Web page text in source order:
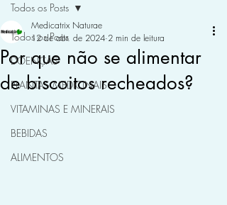
Todos os Posts
DOENÇAS
PLANTAS MEDICINAIS
VITAMINAS E MINERAIS
BEBIDAS
ALIMENTOS
Todos os Posts
Por que não se alimentar
de biscoitos recheados?
Medicatrix Naturae
12 de abr. de 2024 2 min de leitura